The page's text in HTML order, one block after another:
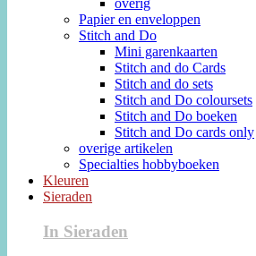
overig
Papier en enveloppen
Stitch and Do
Mini garenkaarten
Stitch and do Cards
Stitch and do sets
Stitch and Do coloursets
Stitch and Do boeken
Stitch and Do cards only
overige artikelen
Specialties hobbyboeken
Kleuren
Sieraden
In Sieraden